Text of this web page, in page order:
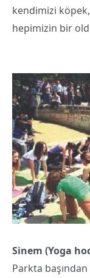
kendimizi
hepimizin bir
Sinem (Yoga
Parkta